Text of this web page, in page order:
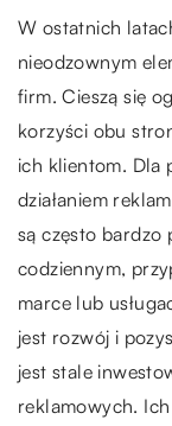
W ostatnich
nieodzownym
firm. Cieszą się
korzyści obu
ich klientom. Dla
działaniem
są często bardzo
codziennym,
marce lub
jest rozwój i
jest stale
reklamowych.